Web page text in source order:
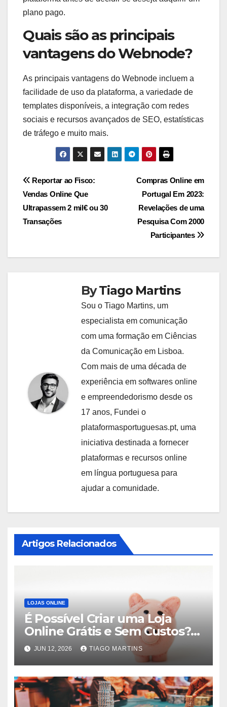
plano pago.
Quais são as principais
vantagens do Webnode?
As principais vantagens do Webnode incluem a
facilidade de uso da plataforma, a variedade de
templates disponíveis, a integração com redes
sociais e recursos avançados de SEO, estatísticas
de tráfego e muito mais.
Navegação
de
artigos
Compras Online em
Portugal Em 2023:
Revelações de uma
Pesquisa Com 2000
Participantes
Reportar ao Fisco:
Vendas Online Que
Ultrapassem 2 mil€ ou 30
Transações
ByTiago Martins
Sou o Tiago Martins, um
especialista em comunicação
com uma formação em Ciências
da Comunicação em Lisboa.
Com mais de uma década de
experiência em softwares online
e empreendedorismo desde os
17 anos, Fundei o
plataformasportuguesas.pt, uma
iniciativa destinada a fornecer
plataformas e recursos online
em língua portuguesa para
ajudar a comunidade.
Artigos Relacionados
LOJAS ONLINE
É Possível Criar uma Loja
Online Grátis e Sem Custos?
2026
JUN 12, 2026 TIAGO MARTINS